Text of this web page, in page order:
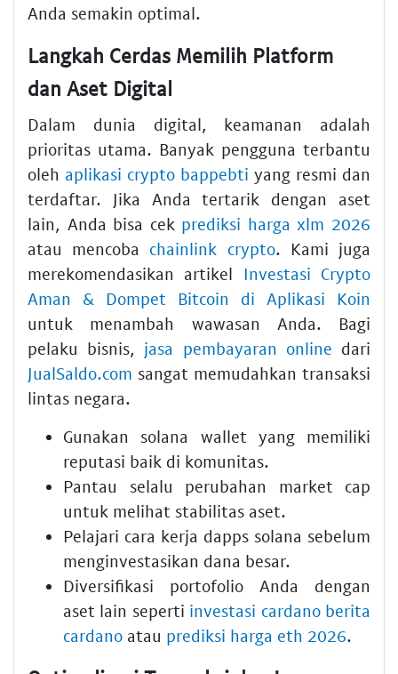
Anda semakin optimal.
Langkah Cerdas Memilih Platform
dan Aset Digital
Dalam dunia digital, keamanan adalah
prioritas utama. Banyak pengguna terbantu
oleh aplikasi crypto bappebti yang resmi dan
terdaftar. Jika Anda tertarik dengan aset
lain, Anda bisa cek prediksi harga xlm 2026
atau mencoba chainlink crypto. Kami juga
merekomendasikan artikel Investasi Crypto
Aman & Dompet Bitcoin di Aplikasi Koin
untuk menambah wawasan Anda. Bagi
pelaku bisnis, jasa pembayaran online dari
JualSaldo.com sangat memudahkan transaksi
lintas negara.
Gunakan solana wallet yang memiliki
reputasi baik di komunitas.
Pantau selalu perubahan market cap
untuk melihat stabilitas aset.
Pelajari cara kerja dapps solana sebelum
menginvestasikan dana besar.
Diversifikasi portofolio Anda dengan
aset lain seperti investasi cardano berita
cardano atau prediksi harga eth 2026.